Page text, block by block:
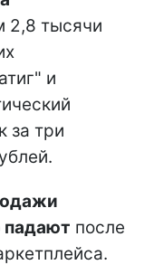
2,8 тысячи
и
за три
падают после